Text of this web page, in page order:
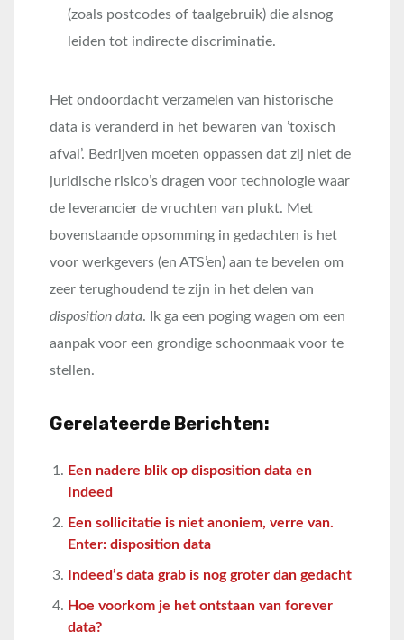
(zoals postcodes of taalgebruik) die alsnog
leiden tot indirecte discriminatie.
Het ondoordacht verzamelen van historische
data is veranderd in het bewaren van ’toxisch
afval’. Bedrijven moeten oppassen dat zij niet de
juridische risico’s dragen voor technologie waar
de leverancier de vruchten van plukt. Met
bovenstaande opsomming in gedachten is het
voor werkgevers (en ATS’en) aan te bevelen om
zeer terughoudend te zijn in het delen van
disposition data. Ik ga een poging wagen om een
aanpak voor een grondige schoonmaak voor te
stellen.
Gerelateerde Berichten:
Een nadere blik op disposition data en
Indeed
Een sollicitatie is niet anoniem, verre van.
Enter: disposition data
Indeed’s data grab is nog groter dan gedacht
Hoe voorkom je het ontstaan van forever
data?